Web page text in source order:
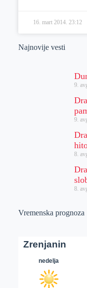
16. mart 2014. 23:12
Najnovije vesti
9.
9.
8.
8.
Vremenska prognoza